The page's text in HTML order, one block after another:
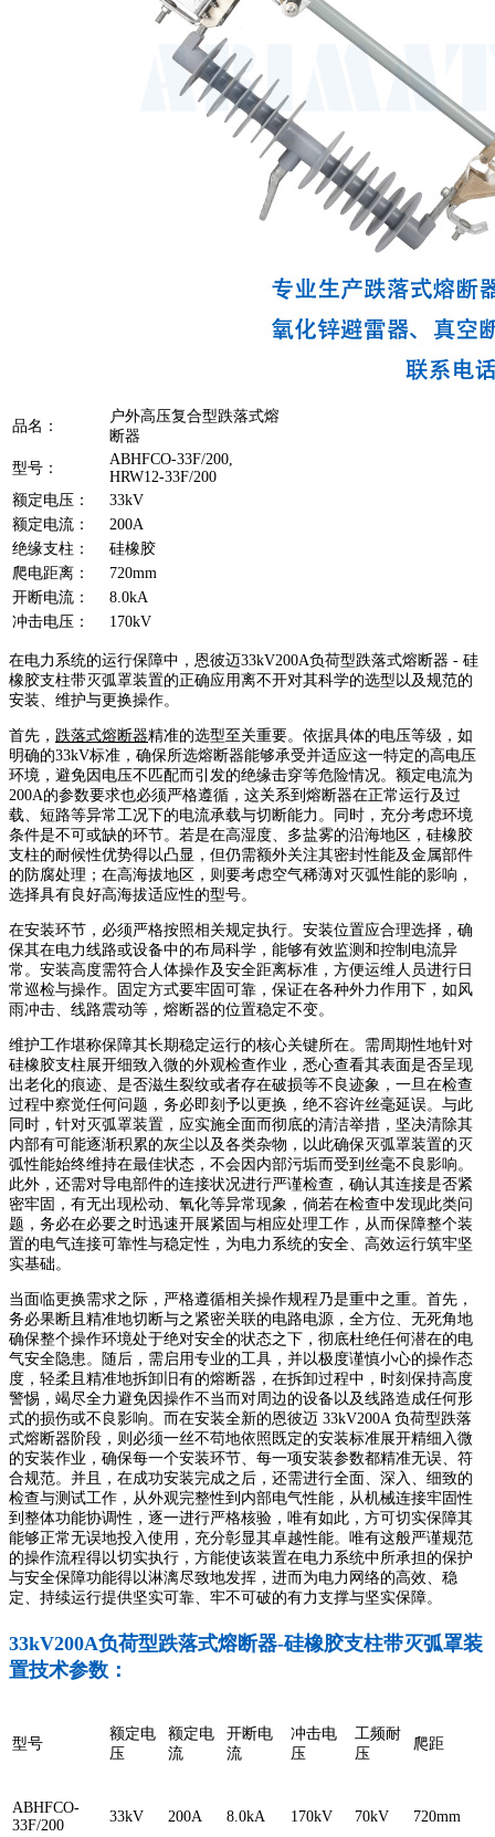
品名：
户外高压复合型跌落式熔
断器
型号：
ABHFCO-33F/200,
HRW12-33F/200
额定电压：
33kV
额定电流：
200A
绝缘支柱：
硅橡胶
爬电距离：
720mm
开断电流：
8.0kA
冲击电压：
170kV
在电力系统的运行保障中，恩彼迈33kV200A负荷型跌落式熔断器 - 硅
橡胶支柱带灭弧罩装置的正确应用离不开对其科学的选型以及规范的
安装、维护与更换操作。
首先， 跌落式熔断器精准的选型至关重要。依据具体的电压等级，如
明确的33kV标准，确保所选熔断器能够承受并适应这一特定的高电压
环境，避免因电压不匹配而引发的绝缘击穿等危险情况。额定电流为
200A的参数要求也必须严格遵循，这关系到熔断器在正常运行及过
载、短路等异常工况下的电流承载与切断能力。同时，充分考虑环境
条件是不可或缺的环节。若是在高湿度、多盐雾的沿海地区，硅橡胶
支柱的耐候性优势得以凸显，但仍需额外关注其密封性能及金属部件
的防腐处理；在高海拔地区，则要考虑空气稀薄对灭弧性能的影响，
选择具有良好高海拔适应性的型号。
在安装环节，必须严格按照相关规定执行。安装位置应合理选择，确
保其在电力线路或设备中的布局科学，能够有效监测和控制电流异
常。安装高度需符合人体操作及安全距离标准，方便运维人员进行日
常巡检与操作。固定方式要牢固可靠，保证在各种外力作用下，如风
雨冲击、线路震动等，熔断器的位置稳定不变。
维护工作堪称保障其长期稳定运行的核心关键所在。需周期性地针对
硅橡胶支柱展开细致入微的外观检查作业，悉心查看其表面是否呈现
出老化的痕迹、是否滋生裂纹或者存在破损等不良迹象，一旦在检查
过程中察觉任何问题，务必即刻予以更换，绝不容许丝毫延误。与此
同时，针对灭弧罩装置，应实施全面而彻底的清洁举措，坚决清除其
内部有可能逐渐积累的灰尘以及各类杂物，以此确保灭弧罩装置的灭
弧性能始终维持在最佳状态，不会因内部污垢而受到丝毫不良影响。
此外，还需对导电部件的连接状况进行严谨检查，确认其连接是否紧
密牢固，有无出现松动、氧化等异常现象，倘若在检查中发现此类问
题，务必在必要之时迅速开展紧固与相应处理工作，从而保障整个装
置的电气连接可靠性与稳定性，为电力系统的安全、高效运行筑牢坚
实基础。
当面临更换需求之际，严格遵循相关操作规程乃是重中之重。首先，
务必果断且精准地切断与之紧密关联的电路电源，全方位、无死角地
确保整个操作环境处于绝对安全的状态之下，彻底杜绝任何潜在的电
气安全隐患。随后，需启用专业的工具，并以极度谨慎小心的操作态
度，轻柔且精准地拆卸旧有的熔断器，在拆卸过程中，时刻保持高度
警惕，竭尽全力避免因操作不当而对周边的设备以及线路造成任何形
式的损伤或不良影响。而在安装全新的恩彼迈 33kV200A 负荷型跌落
式熔断器阶段，则必须一丝不苟地依照既定的安装标准展开精细入微
的安装作业，确保每一个安装环节、每一项安装参数都精准无误、符
合规范。并且，在成功安装完成之后，还需进行全面、深入、细致的
检查与测试工作，从外观完整性到内部电气性能，从机械连接牢固性
到整体功能协调性，逐一进行严格核验，唯有如此，方可切实保障其
能够正常无误地投入使用，充分彰显其卓越性能。唯有这般严谨规范
的操作流程得以切实执行，方能使该装置在电力系统中所承担的保护
与安全保障功能得以淋漓尽致地发挥，进而为电力网络的高效、稳
定、持续运行提供坚实可靠、牢不可破的有力支撑与坚实保障。
33kV200A负荷型跌落式熔断器-硅橡胶支柱带灭弧罩装
置技术参数：
型号
额定电
压
额定电
流
开断电
流
冲击电
压
工频耐
压
爬距
ABHFCO-
33F/200
33kV 200A 8.0kA 170kV 70kV 720mm